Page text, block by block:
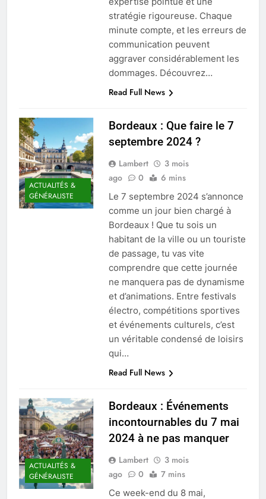
stratégie rigoureuse. Chaque
minute compte, et les erreurs de
communication peuvent
aggraver considérablement les
dommages. Découvrez…
Read Full News
ACTUALITÉS &
GÉNÉRALISTE
Bordeaux : Que faire le 7
septembre 2024 ?
Lambert
3 mois
ago
0 6 mins
Le 7 septembre 2024 s’annonce
comme un jour bien chargé à
Bordeaux ! Que tu sois un
habitant de la ville ou un touriste
de passage, tu vas vite
comprendre que cette journée
ne manquera pas de dynamisme
et d’animations. Entre festivals
électro, compétitions sportives
et événements culturels, c’est
un véritable condensé de loisirs
qui…
Read Full News
ACTUALITÉS &
GÉNÉRALISTE
Bordeaux : Événements
incontournables du 7 mai
2024 à ne pas manquer
Lambert
3 mois
ago
0 7 mins
Ce week-end du 8 mai,